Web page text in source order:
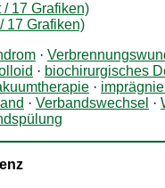
17 Grafiken)
17 Grafiken)
·
· biochirurgisches
·
· Verbandswechsel ·